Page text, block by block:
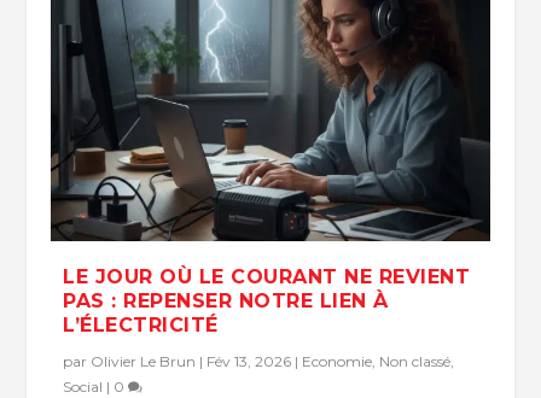
LE JOUR OÙ LE COURANT NE REVIENT
PAS : REPENSER NOTRE LIEN À
L’ÉLECTRICITÉ
par Olivier Le Brun | Fév 13, 2026 | Economie, Non classé,
Social | 0